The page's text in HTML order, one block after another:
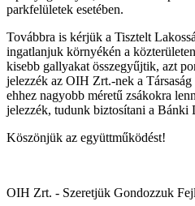
parkfelületek esetében.
Továbbra is kérjük a Tisztelt
ingatlanjuk környékén a
kisebb gallyakat összegyűjtik, azt
jelezzék az OIH Zrt.-nek a
ehhez nagyobb méretű zsákokra
jelezzék, tudunk biztosítani a Bánki
Köszönjük az együttműködést!
OIH Zrt. - Szeretjük Gondozzuk